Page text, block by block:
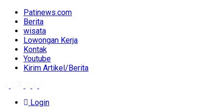
Patinews.com
Berita
wisata
Lowongan Kerja
Kontak
Youtube
Kirim Artikel/Berita
Login